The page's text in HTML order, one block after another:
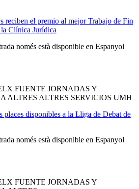
reciben el premio al mejor Trabajo de Fin
Clínica Jurídica
només està disponible en Espanyol
FUENTE JORNADAS Y
ALTRES ALTRES SERVICIOS UMH
places disponibles a la Lliga de Debat de
només està disponible en Espanyol
FUENTE JORNADAS Y